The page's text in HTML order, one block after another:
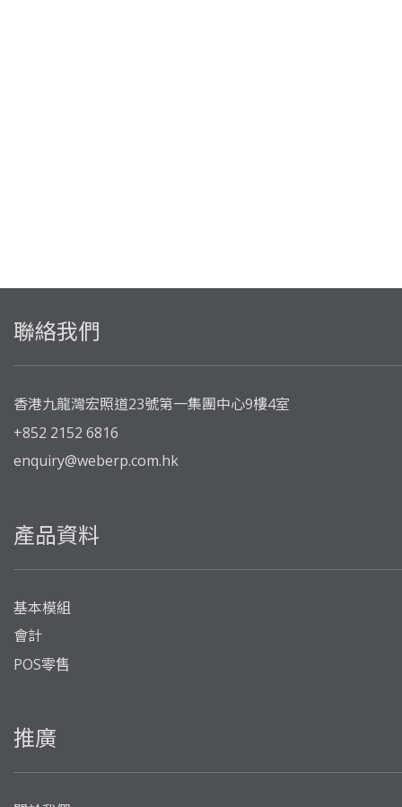
聯絡我們
香港九龍灣宏照道23號第一集團中心9樓4室
+852 2152 6816
enquiry@weberp.com.hk
產品資料
基本模組
會計
POS零售
推廣